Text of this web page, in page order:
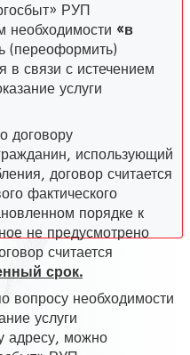
РУП
необходимости «в
(переоформить)
в связи с истечением
услуги
договору
использующий
договор считается
фактического
порядке к
не предусмотрено
считается
срок.
вопросу необходимости
услуги
адресу, можно